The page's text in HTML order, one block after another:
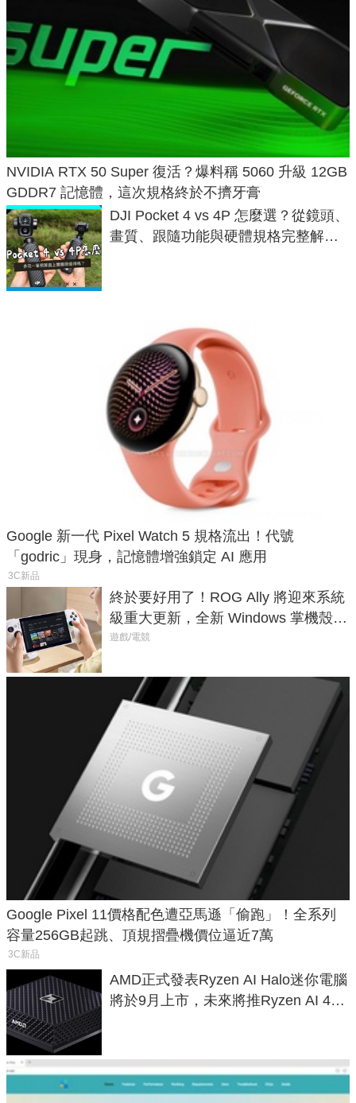
NVIDIA RTX 50 Super 復活？爆料稱 5060 升級 12GB
GDDR7 記憶體，這次規格終於不擠牙膏
DJI Pocket 4 vs 4P 怎麼選？從鏡頭、
畫質、跟隨功能與硬體規格完整解
Google 新一代 Pixel Watch 5 規格流出！代號
「godric」現身，記憶體增強鎖定 AI 應用
3C新品
終於要好用了！ROG Ally 將迎來系統
級重大更新，全新 Windows 掌機殼模
式讓操作就像 Xbox 一樣順暢
遊戲/電競
Google Pixel 11價格配色遭亞馬遜「偷跑」！全系列
容量256GB起跳、頂規摺疊機價位逼近7萬
3C新品
AMD正式發表Ryzen AI Halo迷你電腦
將於9月上市，未來將推Ryzen AI 400